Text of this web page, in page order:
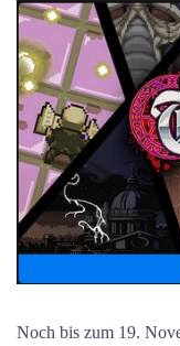
Noch bis zum 19.